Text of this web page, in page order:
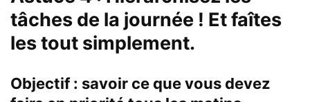
tâches de la journée ! Et faîtes
les tout simplement.
Objectif : savoir ce que vous devez